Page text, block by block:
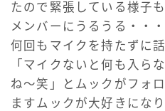
たので緊張している様子
メンバーにうるうる・・
何回もマイクを持たずに
「マイクないと何も入ら
ね〜笑」とムックがフォ
ますムックが大好きにな